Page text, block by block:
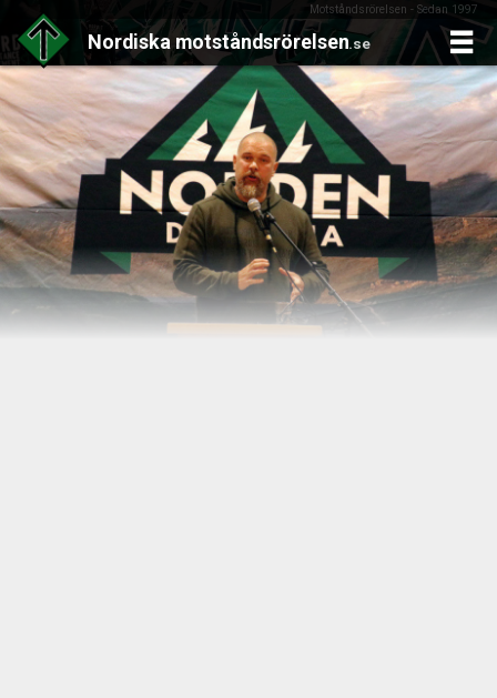
Motståndsrörelsen - Sedan 1997
Nordiska motståndsrörelsen.se
Skip
to
content